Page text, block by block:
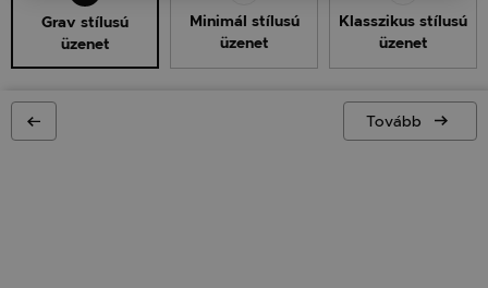
Grav stílusú
üzenet
Minimál stílusú
üzenet
Klasszikus stílusú
üzenet
Tovább